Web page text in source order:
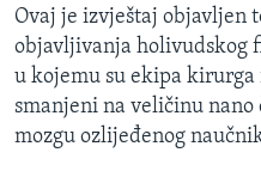
Ovaj je izvještaj objavljen
objavljivanja holivudskog
u kojemu su ekipa
smanjeni na veličinu
mozgu ozlijeđenog